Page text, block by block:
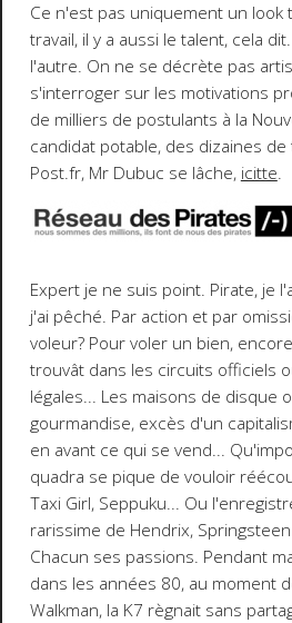
Ce n'est pas uniquement un look
travail, il y a aussi le talent, cela
l'autre. On ne se décrète pas
s'interroger sur les motivations
de milliers de postulants à la
candidat potable, des dizaines
Post.fr, Mr Dubuc se lâche, icitte.
Expert je ne suis point. Pirate, je
j'ai pêché. Par action et par
voleur? Pour voler un bien,
trouvât dans les circuits officiels
légales... Les maisons de disque
gourmandise, excès d'un
en avant ce qui se vend...
quadra se pique de vouloir
Taxi Girl, Seppuku... Ou
rarissime de Hendrix,
Chacun ses passions. Pendant
dans les années 80, au moment
Walkman, la K7 règnait sans